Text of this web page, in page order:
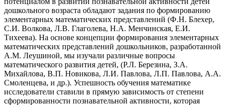
дошкольного возраста обладают задания по формированию
элементарных математических представлений (Ф.Н. Блехер,
С.И. Волкова, Л.В. Глаголева, Н.А. Менчинская, Е.И.
Тихеева). На основе концепции формирования элементарных
математических представлений дошкольников, разработанной
A.M. Леушиной, мы изучали различные вопросы
математического развития детей, (Р.Л. Березина, З.А.
Михайлова, В.П. Новикова, Л.И. Павлова, Л.П. Павлова, А.А.
Смоленцева, и др.). Успешность обучения математике
исследователи ставили в прямую зависимость от степени
сформированности познавательной активности, которая